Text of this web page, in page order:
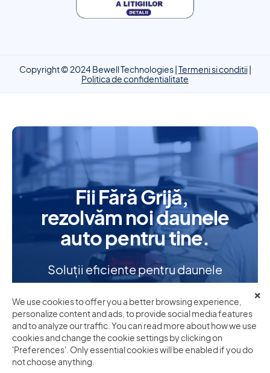
Copyright © 2024 Bewell Technologies |Termeni si conditii|
Politica de confidentialitate
Fii Fără Grijă,
rezolvăm noi daunele
auto pentru tine.
Soluții eficiente pentru daunele
Cumpără FărăGrijă